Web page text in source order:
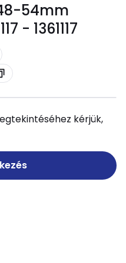
54mm
- 1361117
kérjük,